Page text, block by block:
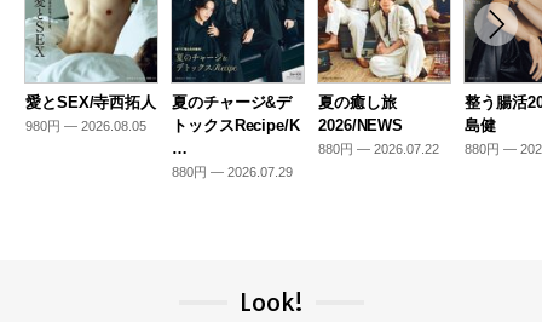
愛とSEX/寺西拓人
980円 — 2026.08.05
夏のチャージ&デ
トックスRecipe/K
…
880円 — 2026.07.29
夏の癒し旅
2026/NEWS
880円 — 2026.07.22
整う腸活
島健
880円 —
Look!